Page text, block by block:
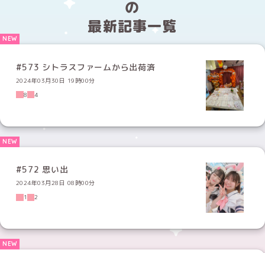
の
最新記事一覧
#573 シトラスファームから出荷済
2024年03月30日 19時00分
8
4
#572 思い出
2024年03月28日 08時00分
1
2